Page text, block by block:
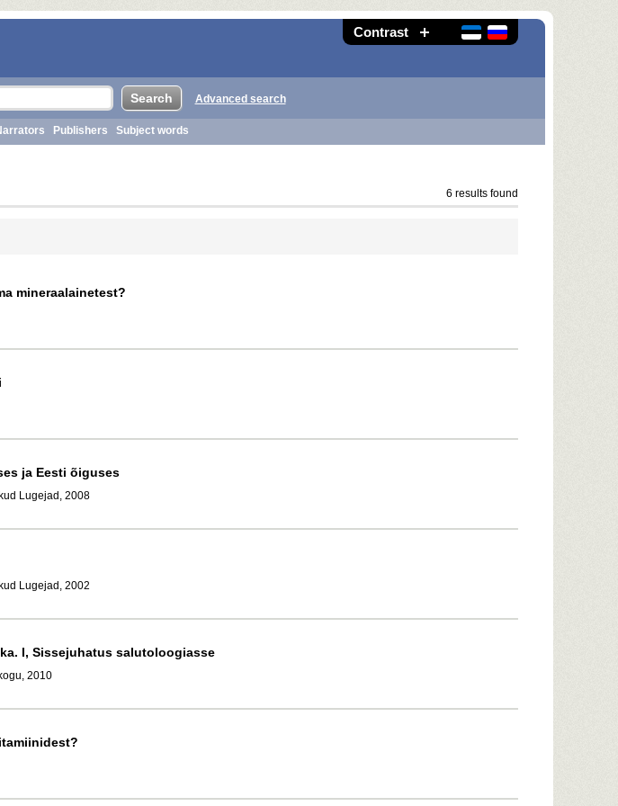
Contrast
Advanced search
Publishers Subject words
6 results found
mineraalainetest?
ja Eesti õiguses
Lugejad, 2008
Lugejad, 2002
I, Sissejuhatus salutoloogiasse
2010